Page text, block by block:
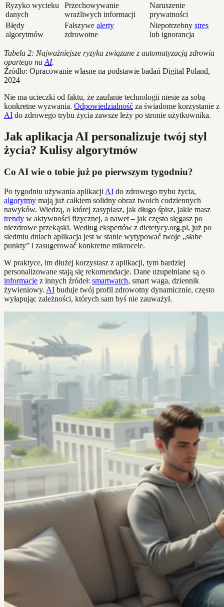
Ryzyko wycieku
danych
Przechowywanie
wrażliwych informacji
Naruszenie
prywatności
Błędy
algorytmów
Fałszywe alerty
zdrowotne
Niepotrzebny stres
lub ignorancja
Tabela 2: Najważniejsze ryzyka związane z automatyzacją zdrowia
opartego na AI.
Źródło: Opracowanie własne na podstawie badań Digital Poland,
2024
Nie ma ucieczki od faktu, że zaufanie technologii niesie za sobą
konkretne wyzwania. Odpowiedzialność za świadome korzystanie z
AI do zdrowego trybu życia zawsze leży po stronie użytkownika.
Jak aplikacja AI personalizuje twój styl
życia? Kulisy algorytmów
Co AI wie o tobie już po pierwszym tygodniu?
Po tygodniu używania aplikacji AI do zdrowego trybu życia,
algorytmy mają już całkiem solidny obraz twoich codziennych
nawyków. Wiedzą, o której zasypiasz, jak długo śpisz, jakie masz
trendy w aktywności fizycznej, a nawet – jak często sięgasz po
niezdrowe przekąski. Według ekspertów z dietetycy.org.pl, już po
siedmiu dniach aplikacja jest w stanie wytypować twoje „słabe
punkty” i zasugerować konkretne mikrocele.
W praktyce, im dłużej korzystasz z aplikacji, tym bardziej
personalizowane stają się rekomendacje. Dane uzupełniane są o
informacje z innych źródeł: smartwatch, smart waga, dziennik
żywieniowy. AI buduje twój profil zdrowotny dynamicznie, często
wyłapując zależności, których sam byś nie zauważył.